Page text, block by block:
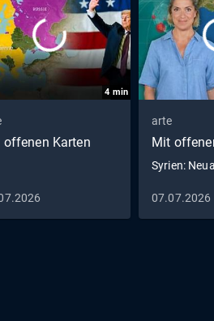
4 min
offenen Karten
arte
Mit
Syrien:
07.07.2026